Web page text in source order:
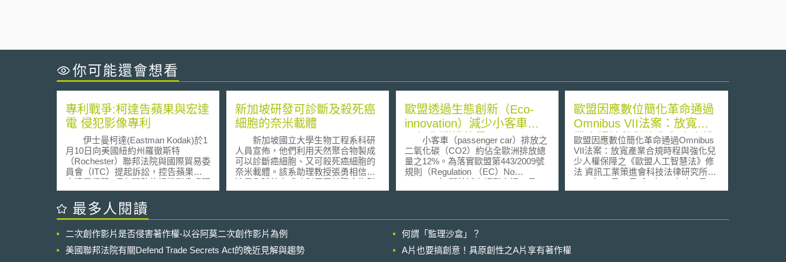
你可能還會想看
專利戰爭:柯達告蘋果與宏達
電 侵犯影像專利
伊士曼柯達(Eastman Kodak)於1
月10日向美國紐約州羅徹斯特
（Rochester）聯邦法院與國際貿易委
員會（ITC）提起訴訟，控告蘋果、
宏達電侵犯5項有關數位相機影像處理
之專利，意圖以法律訴訟作為擴大專
利權價值的手段。 目前擁有超過
1000項影像技術專利的131歲老店柯
專利訴訟，以挽回面臨破產邊緣的危
機。柯達認為蘋果侵犯4項和數位相機
影像相關專利（美國專利字號
新加坡研發可診斷及殺死癌
細胞的奈米載體
新加坡國立大學生物工程系科研
人員宣佈，他們利用天然聚合物製成
可以診斷癌細胞、又可殺死癌細胞的
奈米載體。該系助理教授張勇相信，
這是全球首次成功利用天然聚合物製
成奈米顆粒。 研究甲殼素多年的
制，因為天然聚合物分子一般比較
大。但最後仍突破瓶頸，以甲殼素研
製出直徑約五十奈米的奈米顆粒，很
歐盟透過生態創新（Eco-
innovation）減少小客車之
二氧化碳排放量
小客車（passenger car）排放之
二氧化碳（CO2）約佔全歐洲排放總
量之12%。為落實歐盟第443/2009號
規則（Regulation （EC）No
443/2009）關於減少輕型交通工具
CO2排放所設定之新小客車排放表現
No 725/2011，以下簡稱執委會規
則），就汽車製造商對CO2減排所為
之生態創新（eco-innovation）科技之
歐盟因應數位簡化革命通過
Omnibus VII法案：放寬產
業合規時程與強化兒少人權
保障之《歐盟人工智慧法》
修法
歐盟因應數位簡化革命通過Omnibus
VII法案：放寬產業合規時程與強化兒
少人權保障之《歐盟人工智慧法》修
法 資訊工業策進會科技法律研究所
2026年07月22日 今（2026）年6月16
日，歐洲議會（European
最多人閱讀
二次創作影片是否侵害著作權-以谷阿莫二次創作影片為例
何謂「監理沙盒」？
美國聯邦法院有關Defend Trade Secrets Act的晚近見解與趨勢
A片也要搞創意！具原創性之A片享有著作權